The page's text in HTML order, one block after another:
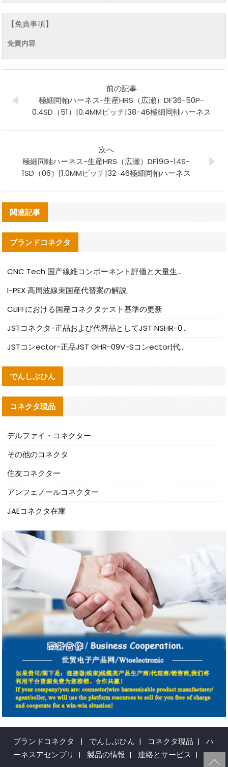
【免責事項】
免責内容
前の記事
極細同軸ハーネス-生産HRS（広瀬）DF36-50P-
0.4SD（51）|0.4MMピッチ|38-46極細同軸ハーネス
次へ
極細同軸ハーネス-生産HRS（広瀬）DF19G-14S-
1SD（06）|1.0MMピッチ|32-46極細同軸ハーネス
関連記事
ブランドコネクタ
CNC Tech 国产線維コンポーネント評価と大量生産適合ガイド
I-PEX 高周波線束国産代替案の解説
CLIFFにおける国産コネクタテスト基準の更新
JSTコネクタ-正品および代替品としてJST NSHR-02V-Sコネクタを提供します
JSTコンector-正品JST GHR-09V-Sコンector|代替品提供
でんしぶひん
コネクタ現品
デルファイ・コネクター
その他のコネクタ
住友コネクター
アンフェノールコネクター
JAEコネクタ在庫
ブランドコネクタ | でんしぶひん | コネクタ現品 |
ハ
ーネスアセンブリ | 製品の情報 | 連絡とサービス |